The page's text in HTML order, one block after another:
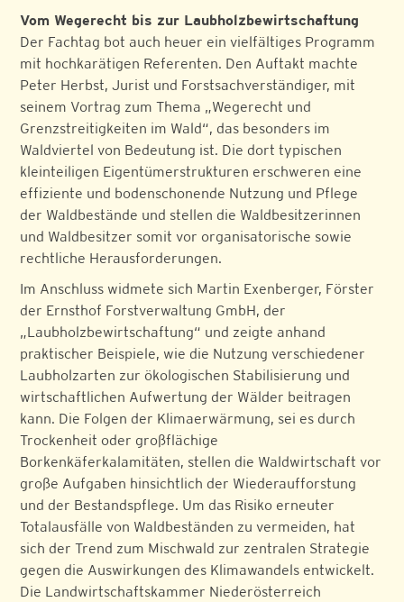
Vom Wegerecht bis zur Laubholzbewirtschaftung
Der Fachtag bot auch heuer ein vielfältiges Programm
mit hochkarätigen Referenten. Den Auftakt machte
Peter Herbst, Jurist und Forstsachverständiger, mit
seinem Vortrag zum Thema „Wegerecht und
Grenzstreitigkeiten im Wald“, das besonders im
Waldviertel von Bedeutung ist. Die dort typischen
kleinteiligen Eigentümerstrukturen erschweren eine
effiziente und bodenschonende Nutzung und Pflege
der Waldbestände und stellen die Waldbesitzerinnen
und Waldbesitzer somit vor organisatorische sowie
rechtliche Herausforderungen.
Im Anschluss widmete sich Martin Exenberger, Förster
der Ernsthof Forstverwaltung GmbH, der
„Laubholzbewirtschaftung“ und zeigte anhand
praktischer Beispiele, wie die Nutzung verschiedener
Laubholzarten zur ökologischen Stabilisierung und
wirtschaftlichen Aufwertung der Wälder beitragen
kann. Die Folgen der Klimaerwärmung, sei es durch
Trockenheit oder großflächige
Borkenkäferkalamitäten, stellen die Waldwirtschaft vor
große Aufgaben hinsichtlich der Wiederaufforstung
und der Bestandspflege. Um das Risiko erneuter
Totalausfälle von Waldbeständen zu vermeiden, hat
sich der Trend zum Mischwald zur zentralen Strategie
gegen die Auswirkungen des Klimawandels entwickelt.
Die Landwirtschaftskammer Niederösterreich